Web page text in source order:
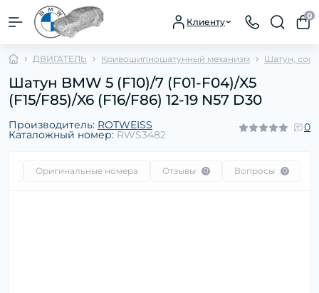
Клиенту
0
ДВИГАТЕЛЬ Кривошипношатунный механизм Шатун,
Шатун BMW 5 (F10)/7 (F01-F04)/X5
(F15/F85)/X6 (F16/F86) 12-19 N57 D30
Производитель: ROTWEISS
Каталожный номер: RWS3482
0
Оригинальные номера Отзывы 0 Вопросы 0